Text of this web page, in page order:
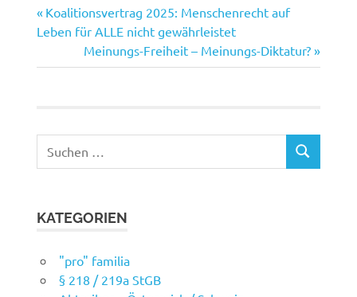
Beitragsnavigation
Vorheriger
Beitrag:
Koalitionsvertrag 2025: Menschenrecht auf
Leben für ALLE nicht gewährleistet
Nächster
Beitrag:
Meinungs-Freiheit – Meinungs-Diktatur?
Suchen
SUCHEN
KATEGORIEN
"pro" familia
§ 218 / 219a StGB